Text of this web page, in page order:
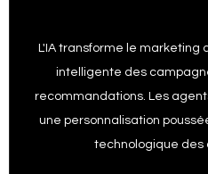
L'IA transforme le
intelligente des
recommandations. Les
une personnalisation
technologique des